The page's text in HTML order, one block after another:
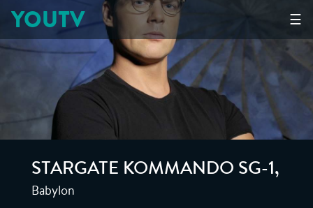
☰
YOUTV
STARGATE KOMMANDO SG-1,
Babylon